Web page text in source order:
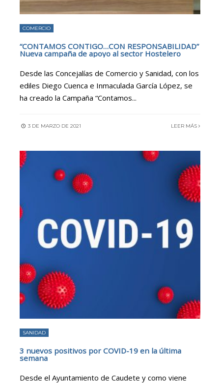
COMERCIO
“CONTAMOS CONTIGO…CON RESPONSABILIDAD”
Nueva campaña de apoyo al sector Hostelero
Desde las Concejalías de Comercio y Sanidad, con los
ediles Diego Cuenca e Inmaculada García López, se
ha creado la Campaña “Contamos...
3 DE MARZO DE 2021 LEER MÁS
SANIDAD
3 nuevos positivos por COVID-19 en la última
semana
Desde el Ayuntamiento de Caudete y como viene